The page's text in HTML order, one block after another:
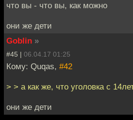
что вы - что вы, как можно
они же дети
Goblin »
#45 | 06.04.17 01:25
Кому: Quqas, #42
> > а как же, что уголовка с
они же дети